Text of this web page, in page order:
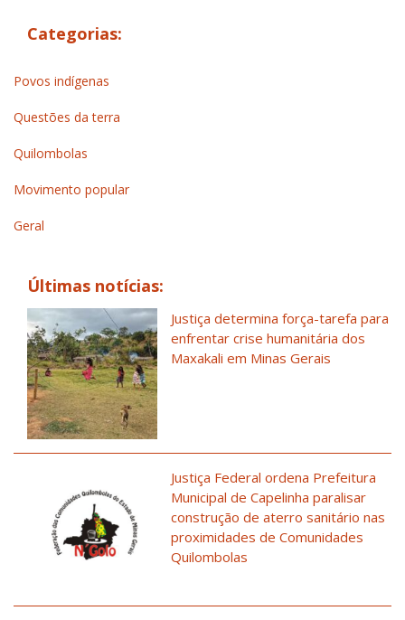
Categorias:
Povos indígenas
Questões da terra
Quilombolas
Movimento popular
Geral
Últimas notícias:
Justiça determina força-tarefa para
enfrentar crise humanitária dos
Maxakali em Minas Gerais
Justiça Federal ordena Prefeitura
Municipal de Capelinha paralisar
construção de aterro sanitário nas
proximidades de Comunidades
Quilombolas